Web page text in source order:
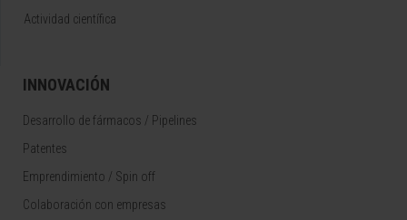
Actividad científica
INNOVACIÓN
Desarrollo de fármacos / Pipelines
Patentes
Emprendimiento / Spin off
Colaboración con empresas